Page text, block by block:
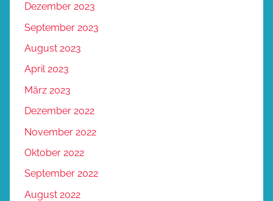
Dezember 2023
September 2023
August 2023
April 2023
März 2023
Dezember 2022
November 2022
Oktober 2022
September 2022
August 2022